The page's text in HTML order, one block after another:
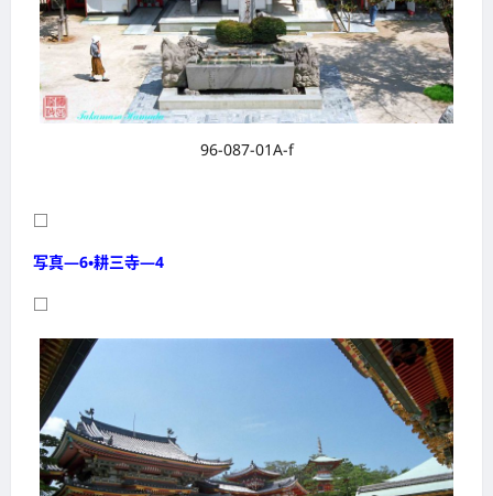
96-087-01A-f
□
写真―6・耕三寺―4
□